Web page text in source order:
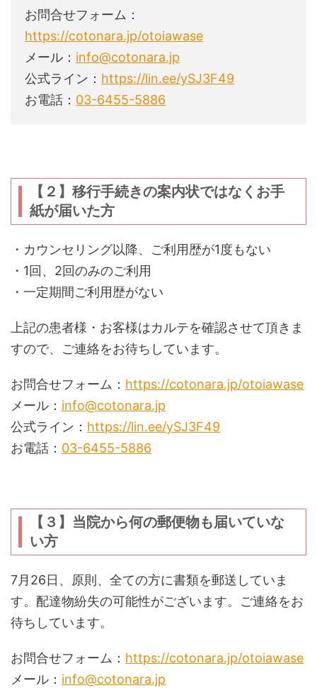
お問合せフォーム：
https://cotonara.jp/otoiawase
メール： info@cotonara.jp
公式ライン： https://lin.ee/ySJ3F49
お電話： 03-6455-5886
【２】移行手続きの案内状ではなくお手
紙が届いた方
・カウンセリング以降、ご利用歴が1度もない
・1回、2回のみのご利用
・一定期間ご利用歴がない
上記の患者様・お客様はカルテを確認させて頂きま
すので、ご連絡をお待ちしています。
お問合せフォーム： https://cotonara.jp/otoiawase
メール： info@cotonara.jp
公式ライン： https://lin.ee/ySJ3F49
お電話： 03-6455-5886
【３】当院から何の郵便物も届いていな
い方
7月26日、原則、全ての方に書類を郵送していま
す。配達物紛失の可能性がございます。ご連絡をお
待ちしています。
お問合せフォーム： https://cotonara.jp/otoiawase
メール： info@cotonara.jp